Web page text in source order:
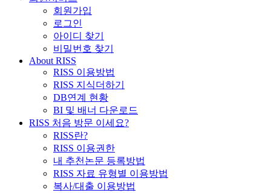
회원가입
로그인
아이디 찾기
비밀번호 찾기
About RISS
RISS 이용방법
RISS 지식더하기
DB연계 현황
BI 및 배너 다운로드
RISS 처음 방문 이세요?
RISS란?
RISS 이용권한
내 추천논문 등록방법
RISS 자료 유형별 이용방법
복사/대출 이용방법